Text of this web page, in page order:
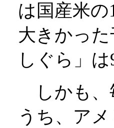
は国産米
大きかっ
しぐら」
しかも、
うち、ア